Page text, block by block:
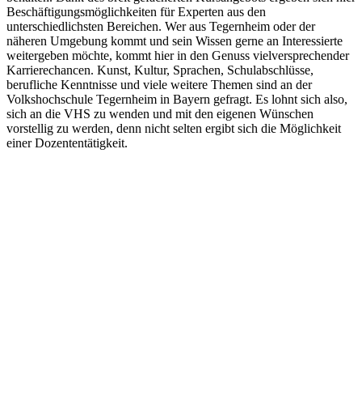
Beschäftigungsmöglichkeiten für Experten aus den
unterschiedlichsten Bereichen. Wer aus Tegernheim oder der
näheren Umgebung kommt und sein Wissen gerne an Interessierte
weitergeben möchte, kommt hier in den Genuss vielversprechender
Karrierechancen. Kunst, Kultur, Sprachen, Schulabschlüsse,
berufliche Kenntnisse und viele weitere Themen sind an der
Volkshochschule Tegernheim in Bayern gefragt. Es lohnt sich also,
sich an die VHS zu wenden und mit den eigenen Wünschen
vorstellig zu werden, denn nicht selten ergibt sich die Möglichkeit
einer Dozententätigkeit.